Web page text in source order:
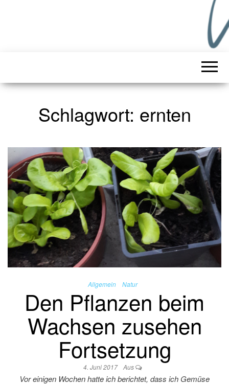
Schlagwort: ernten
Allgemein Natur
Den Pflanzen beim
Wachsen zusehen
Fortsetzung
4. Juni 2017 Aus
Vor einigen Wochen hatte ich berichtet, dass ich Gemüse